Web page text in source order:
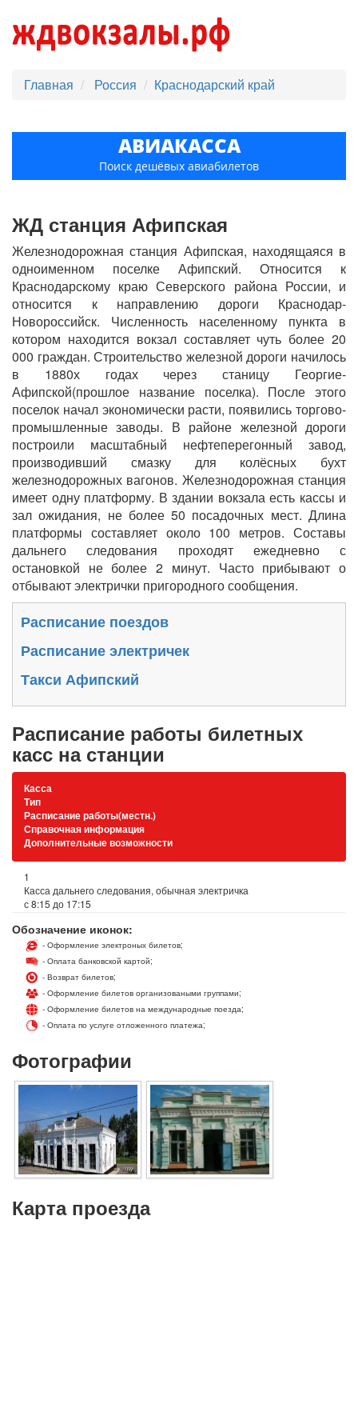
Главная Россия Краснодарский край
АВИАКАССА
Поиск дешёвых авиабилетов
ЖД станция Афипская
Железнодорожная станция Афипская, находящаяся в
одноименном поселке Афипский. Относится к
Краснодарскому краю Северского района России, и
относится к направлению дороги Краснодар-
Новороссийск. Численность населенному пункта в
котором находится вокзал составляет чуть более 20
000 граждан. Строительство железной дороги начилось
в 1880х годах через станицу Георгие-
Афипской(прошлое название поселка). После этого
поселок начал экономически расти, появились торгово-
промышленные заводы. В районе железной дороги
построили масштабный нефтеперегонный завод,
производивший смазку для колёсных бухт
железнодорожных вагонов. Железнодорожная станция
имеет одну платформу. В здании вокзала есть кассы и
зал ожидания, не более 50 посадочных мест. Длина
платформы составляет около 100 метров. Составы
дальнего следования проходят ежедневно с
остановкой не более 2 минут. Часто прибывают о
отбывают электрички пригородного сообщения.
Расписание поездов
Расписание электричек
Такси Афипский
Расписание работы билетных
касс на станции
Касса
Тип
Расписание работы(местн.)
Справочная информация
Дополнительные возможности
1
Касса дальнего следования, обычная электричка
с 8:15 до 17:15
Обозначение иконок:
- Оформление электроных билетов;
- Оплата банковской картой;
- Возврат билетов;
- Оформление билетов организоваными группами;
- Оформление билетов на международные поезда;
- Оплата по услуге отложенного платежа;
Фотографии
Карта проезда